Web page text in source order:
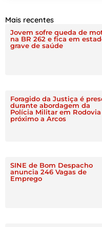
Mais recentes
Jovem sofre queda de
na BR 262 e fica em
grave de saúde
Foragido da Justiça é
durante abordagem da
Polícia Militar em Rodovia
próximo a Arcos
SINE de Bom Despacho
anuncia 246 Vagas de
Emprego